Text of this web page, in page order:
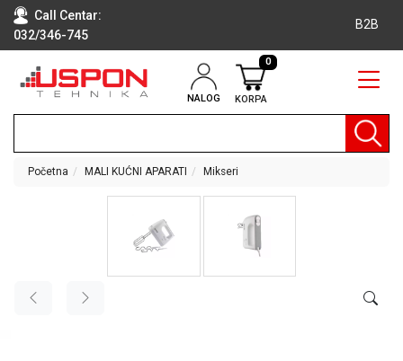
Call Centar:
032/346-745
B2B
NALOG KORPA
0
RAČUNARI
TEHNIKA
VIDEO
Početna MALI KUĆNI APARATI Mikseri